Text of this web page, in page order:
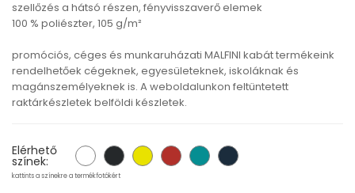
szellőzés a hátsó részen, fényvisszaverő elemek
100 % poliészter, 105 g/m²
promóciós, céges és munkaruházati MALFINI kabát termékeink
rendelhetőek cégeknek, egyesületeknek, iskoláknak és
magánszemélyeknek is. A weboldalunkon feltüntetett
raktárkészletek belföldi készletek.
Elérhető
színek:
kattints a színekre a termékfotókért